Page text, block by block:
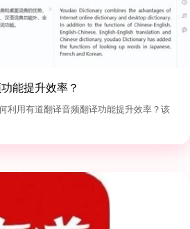
能提升效率？
利用有道翻译音频翻译功能提升效率？该